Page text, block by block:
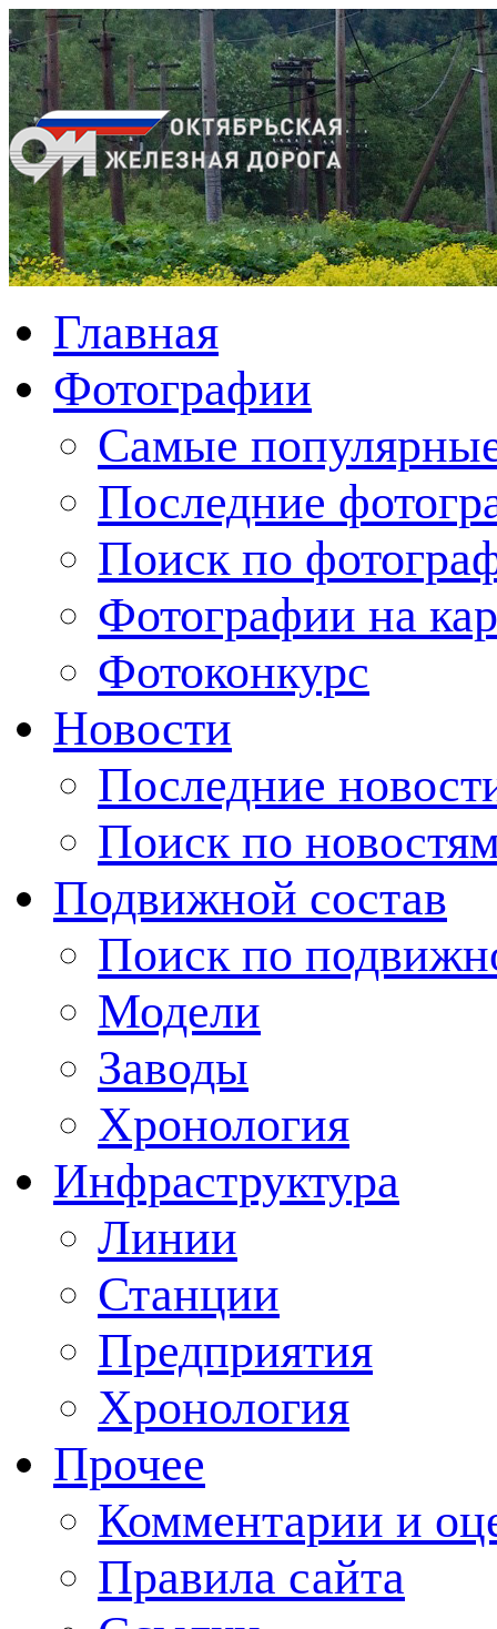
Главная
Фотографии
Cамые
Последние
Поиск по
Фотографии на
Фотоконкурс
Новости
Последние
Поиск по
Подвижной состав
Поиск по
Модели
Заводы
Хронология
Инфраструктура
Линии
Станции
Предприятия
Хронология
Прочее
Комментарии и
Правила сайта